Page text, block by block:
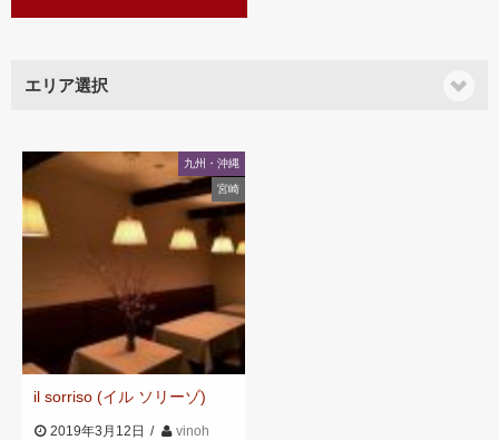
エリア選択
九州・沖縄
宮崎
il sorriso (イル ソリーゾ)
2019年3月12日 vinoh